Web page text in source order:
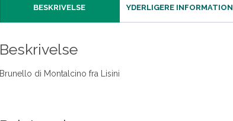
BESKRIVELSE YDERLIGERE INFORMATION
Beskrivelse
Brunello di Montalcino fra Lisini